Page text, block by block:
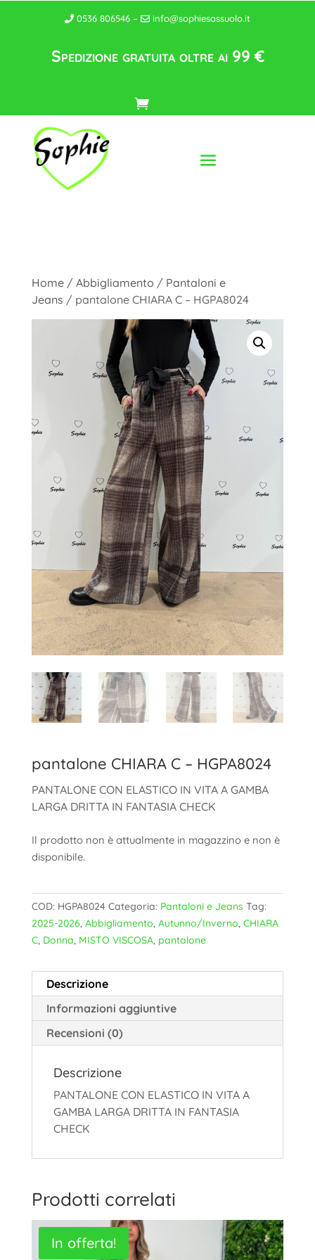
0536 806546 – info@sophiesassuolo.it
Spedizione gratuita oltre ai 99 €
Home/ Abbigliamento / Pantaloni e
Jeans / pantalone CHIARA C – HGPA8024
pantalone CHIARA C – HGPA8024
PANTALONE CON ELASTICO IN VITA A GAMBA
LARGA DRITTA IN FANTASIA CHECK
Il prodotto non è attualmente in magazzino e non è
disponibile.
COD: HGPA8024 Categoria: Pantaloni e Jeans Tag:
2025-2026, Abbigliamento, Autunno/Inverno, CHIARA
C, Donna, MISTO VISCOSA, pantalone
Descrizione
Informazioni aggiuntive
Recensioni (0)
Descrizione
PANTALONE CON ELASTICO IN VITA A
GAMBA LARGA DRITTA IN FANTASIA
CHECK
Prodotti correlati
In offerta!